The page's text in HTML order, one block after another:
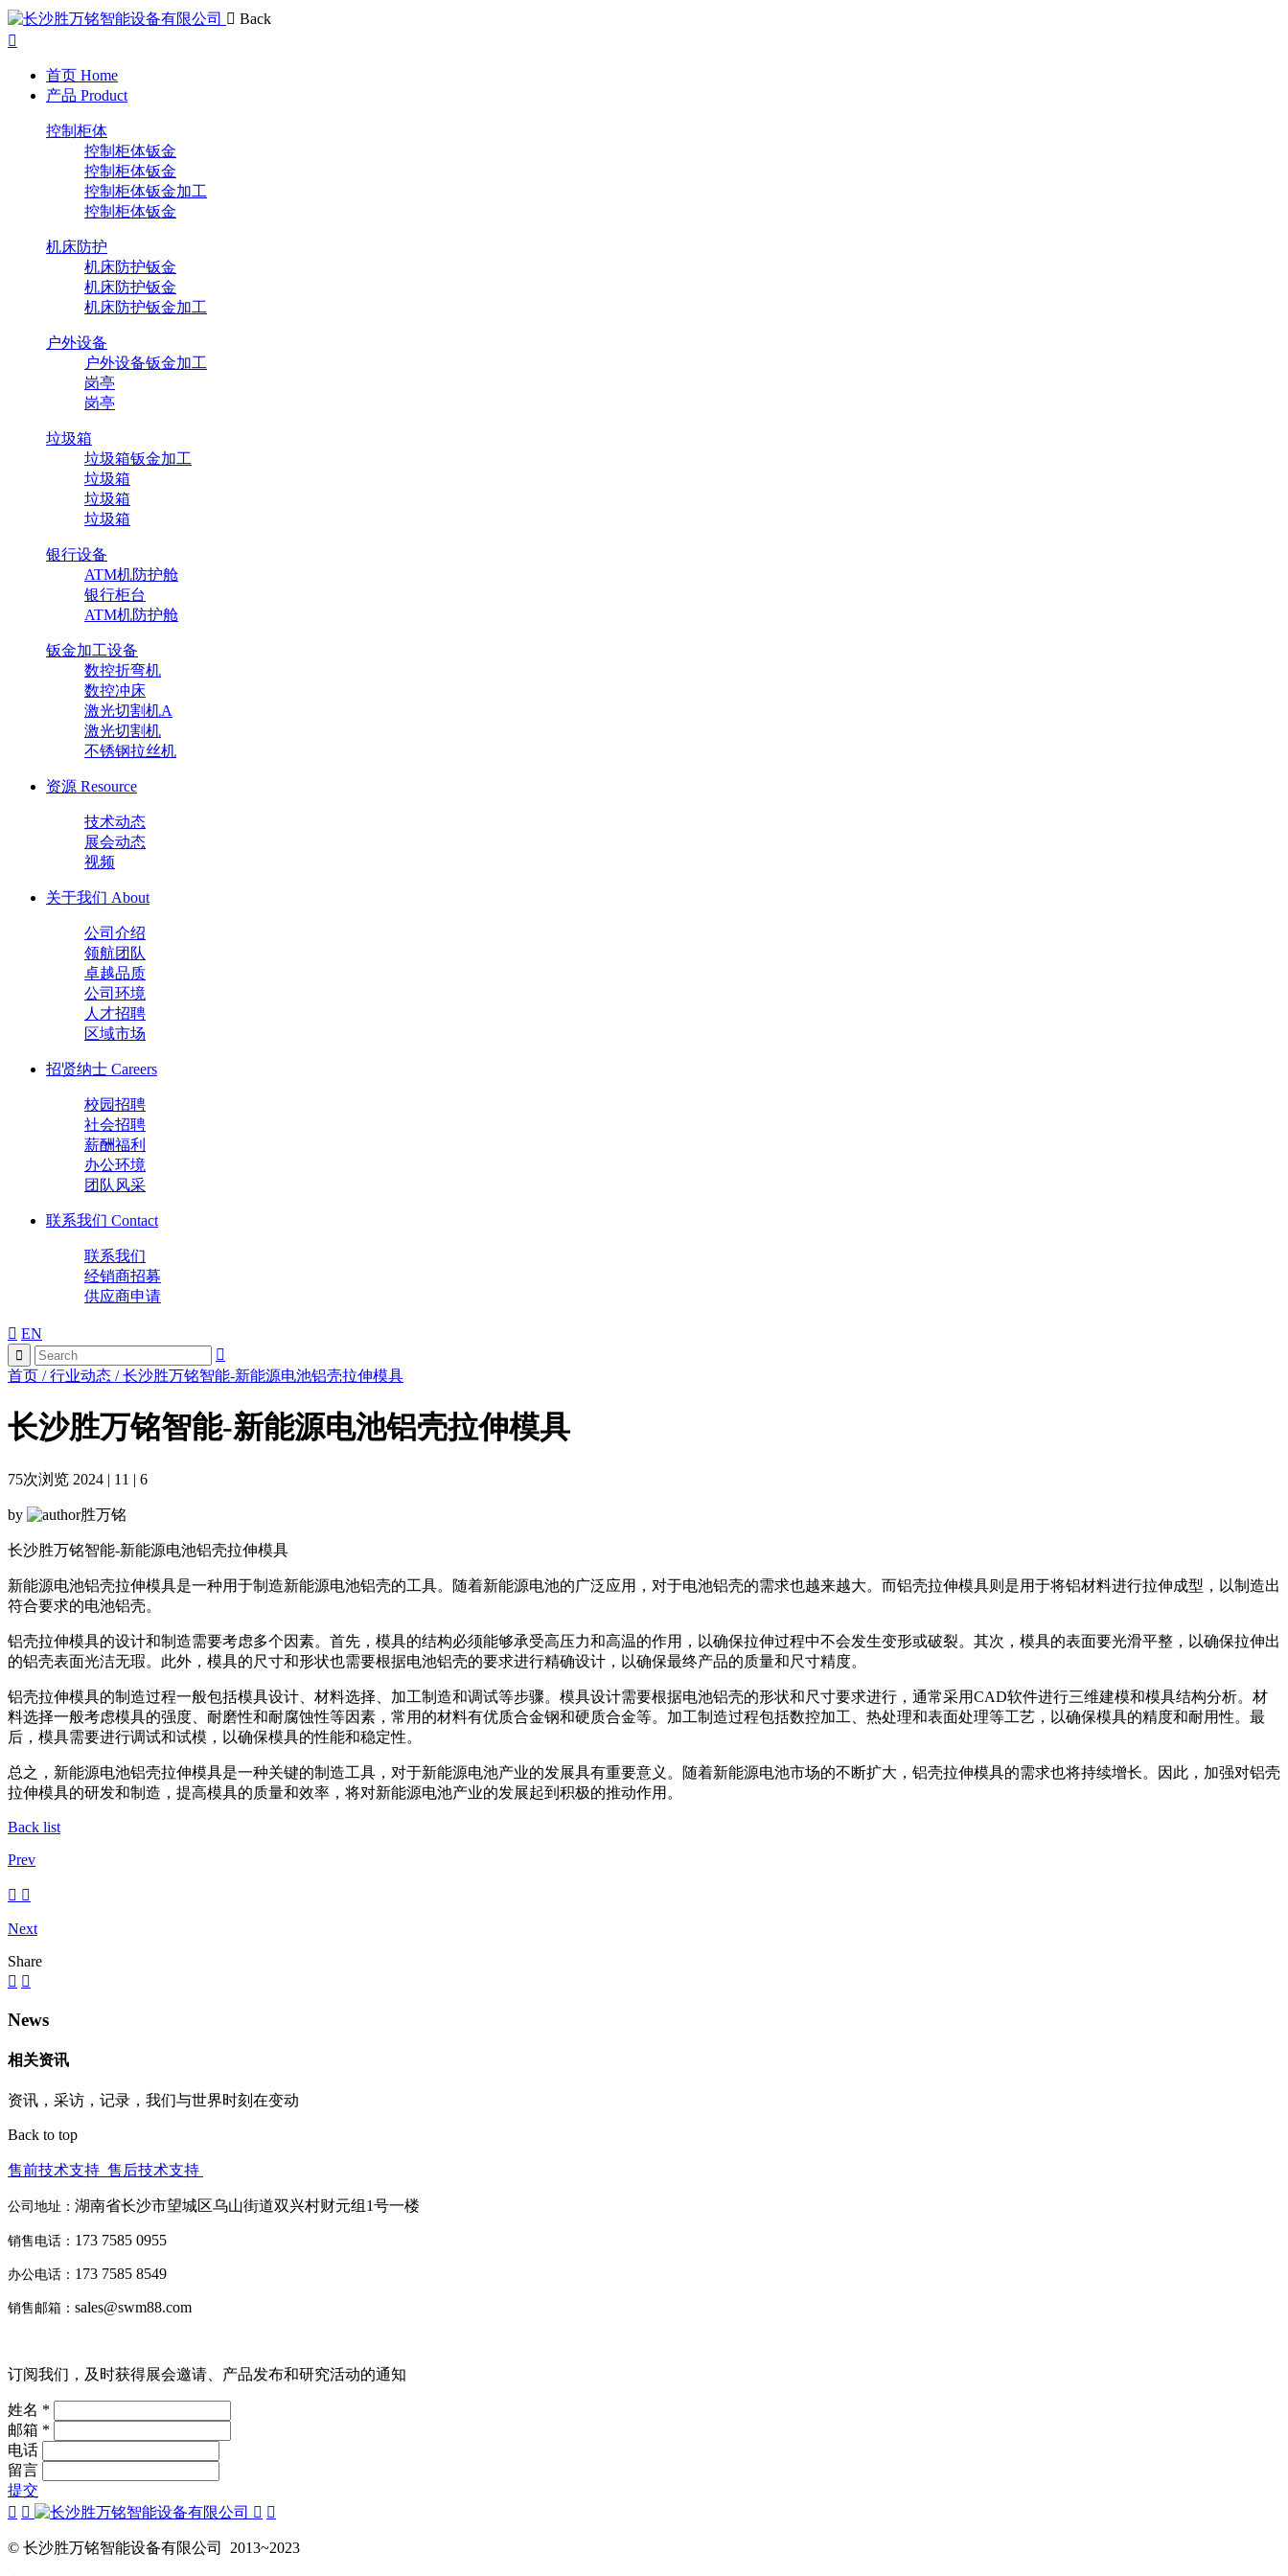
Back
首页 Home
产品 Product
控制柜体
控制柜体钣金
控制柜体钣金
控制柜体钣金加工
控制柜体钣金
机床防护
机床防护钣金
机床防护钣金
机床防护钣金加工
户外设备
户外设备钣金加工
岗亭
岗亭
垃圾箱
垃圾箱钣金加工
垃圾箱
垃圾箱
垃圾箱
银行设备
ATM机防护舱
银行柜台
ATM机防护舱
钣金加工设备
数控折弯机
数控冲床
激光切割机A
激光切割机
不锈钢拉丝机
资源 Resource
技术动态
展会动态
视频
关于我们 About
公司介绍
领航团队
卓越品质
公司环境
人才招聘
区域市场
招贤纳士 Careers
校园招聘
社会招聘
薪酬福利
办公环境
团队风采
联系我们 Contact
联系我们
经销商招募
供应商申请
EN
首页 /行业动态 /长沙胜万铭智能-新能源电池铝壳拉伸模具
长沙胜万铭智能-新能源电池铝壳拉伸模具
75次浏览 2024 | 11 | 6
by 胜万铭
长沙胜万铭智能-新能源电池铝壳拉伸模具
新能源电池铝壳拉伸模具是一种用于制造新能源电池铝壳的工具。随着新能源电池的广泛应用，对于电池铝壳的需求也越来越大。而铝壳拉伸模具则是用于将铝材料进行拉伸成型，以制造出
符合要求的电池铝壳。
铝壳拉伸模具的设计和制造需要考虑多个因素。首先，模具的结构必须能够承受高压力和高温的作用，以确保拉伸过程中不会发生变形或破裂。其次，模具的表面要光滑平整，以确保拉伸出
的铝壳表面光洁无瑕。此外，模具的尺寸和形状也需要根据电池铝壳的要求进行精确设计，以确保最终产品的质量和尺寸精度。
铝壳拉伸模具的制造过程一般包括模具设计、材料选择、加工制造和调试等步骤。模具设计需要根据电池铝壳的形状和尺寸要求进行，通常采用CAD软件进行三维建模和模具结构分析。材
料选择一般考虑模具的强度、耐磨性和耐腐蚀性等因素，常用的材料有优质合金钢和硬质合金等。加工制造过程包括数控加工、热处理和表面处理等工艺，以确保模具的精度和耐用性。最
后，模具需要进行调试和试模，以确保模具的性能和稳定性。
总之，新能源电池铝壳拉伸模具是一种关键的制造工具，对于新能源电池产业的发展具有重要意义。随着新能源电池市场的不断扩大，铝壳拉伸模具的需求也将持续增长。因此，加强对铝壳
拉伸模具的研发和制造，提高模具的质量和效率，将对新能源电池产业的发展起到积极的推动作用。
Back list
Prev
Next
Share
News
相关资讯
资讯，采访，记录，我们与世界时刻在变动
Back to top
售前技术支持 售后技术支持
公司地址： 湖南省长沙市望城区乌山街道双兴村财元组1号一楼
销售电话： 173 7585 0955
办公电话： 173 7585 8549
销售邮箱： sales@swm88.com
订阅我们，及时获得展会邀请、产品发布和研究活动的通知
姓名 *
邮箱 *
电话
留言
提交
© 长沙胜万铭智能设备有限公司 2013~2023